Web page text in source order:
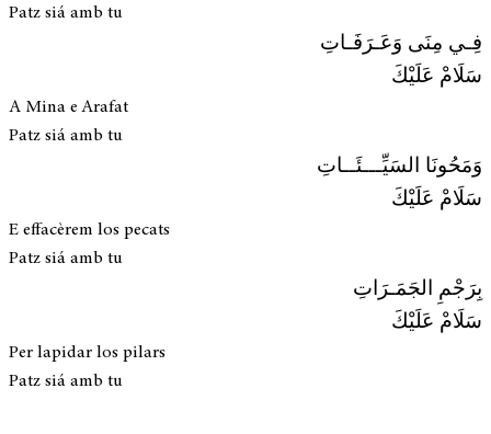
Patz siá amb tu
فِـي مِنَى وَعَـرَفَـاتِ
سَلَامْ عَلَيْكَ
A Mina e Arafat
Patz siá amb tu
وَمَحُونَا السَيِّـــئَــاتِ
سَلَامْ عَلَيْكَ
E effacèrem los pecats
Patz siá amb tu
بِرَجْمِ الجَمَـرَاتِ
سَلَامْ عَلَيْكَ
Per lapidar los pilars
Patz siá amb tu